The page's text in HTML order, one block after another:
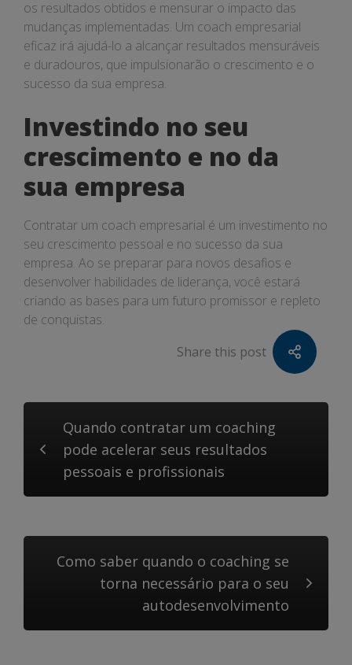
os resultados obtidos e mensurar o impacto das
mudanças implementadas. Um coach empresarial
eficaz irá ajudá-lo a alcançar resultados mensuráveis
e duradouros, que impulsionarão o crescimento e o
sucesso da sua empresa.
Investindo no seu
crescimento e no da
sua empresa
Contratar um coach empresarial é um investimento no
seu crescimento pessoal e no sucesso da sua
empresa. Ao se preparar para novos desafios e
desenvolver habilidades de liderança, você estará
criando as bases para um futuro promissor e repleto
de conquistas.
Share this post
Quando contratar um coaching
pode acelerar seus resultados
pessoais e profissionais
Como saber quando o coaching se
torna necessário para o seu
autodesenvolvimento